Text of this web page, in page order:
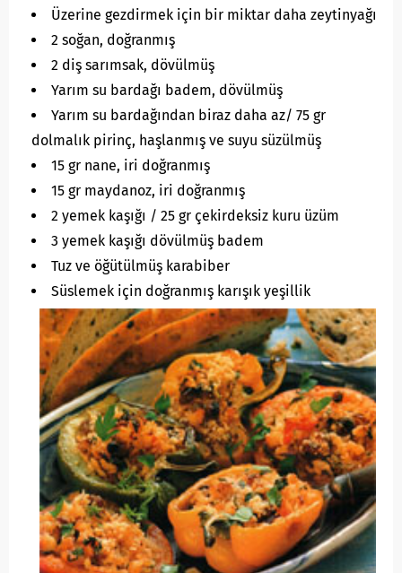
Üzerine gezdirmek için bir miktar daha zeytinyağı
2 soğan, doğranmış
2 diş sarımsak, dövülmüş
Yarım su bardağı badem, dövülmüş
Yarım su bardağından biraz daha az/ 75 gr
dolmalık pirinç, haşlanmış ve suyu süzülmüş
15 gr nane, iri doğranmış
15 gr maydanoz, iri doğranmış
2 yemek kaşığı / 25 gr çekirdeksiz kuru üzüm
3 yemek kaşığı dövülmüş badem
Tuz ve öğütülmüş karabiber
Süslemek için doğranmış karışık yeşillik